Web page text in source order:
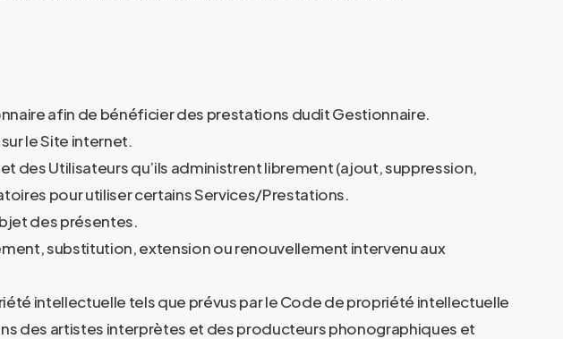
afin de bénéficier des prestations dudit Gestionnaire.
le Site internet.
des Utilisateurs qu’ils administrent librement (ajout, suppression,
pour utiliser certains Services/Prestations.
des présentes.
substitution, extension ou renouvellement intervenu aux
intellectuelle tels que prévus par le Code de propriété intellectuelle
des artistes interprètes et des producteurs phonographiques et